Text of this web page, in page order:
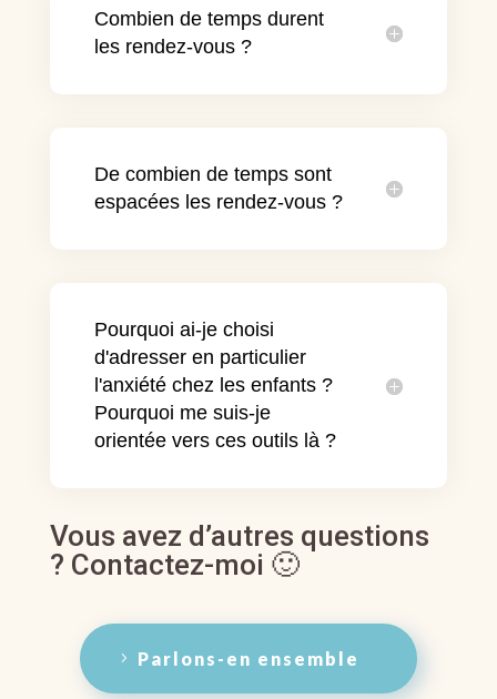
Combien de temps durent
les rendez-vous ?
De combien de temps sont
espacées les rendez-vous ?
Pourquoi ai-je choisi
d'adresser en particulier
l'anxiété chez les enfants ?
Pourquoi me suis-je
orientée vers ces outils là ?
Vous avez d’autres questions
? Contactez-moi 🙂
Parlons-en ensemble